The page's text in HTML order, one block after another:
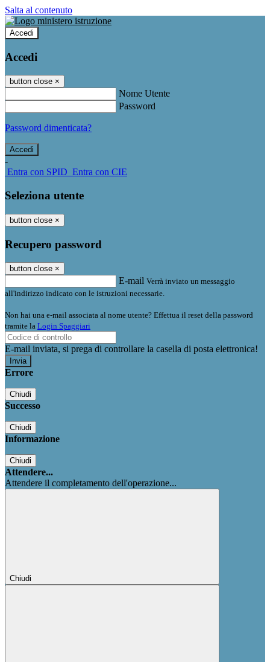
Salta al contenuto
Accedi
Accedi
button close ×
Nome Utente
Password
Password dimenticata?
-
Entra con SPID Entra con CIE
Seleziona utente
button close ×
Recupero password
button close ×
E-mail Verrà inviato un messaggio
all'indirizzo indicato con le istruzioni necessarie.
Non hai una e-mail associata al nome utente? Effettua il reset della password
tramite la Login Spaggiari
E-mail inviata, si prega di controllare la casella di posta elettronica!
Errore
Chiudi
Successo
Chiudi
Informazione
Chiudi
Attendere...
Attendere il completamento dell'operazione...
Chiudi